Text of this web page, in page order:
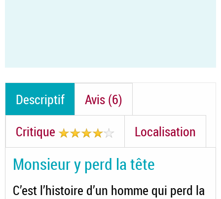
Descriptif
Avis (6)
Critique
Localisation
Monsieur y perd la tête
C’est l’histoire d’un homme qui perd la